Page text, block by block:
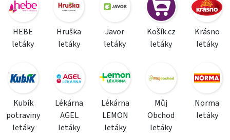
HEBE
letáky
Hruška
letáky
Javor
letáky
Košík.cz
letáky
Krásno
letáky
Kubík
potraviny
letáky
Lékárna
AGEL
letáky
Lékárna
LEMON
letáky
Můj
Obchod
letáky
Norma
letáky